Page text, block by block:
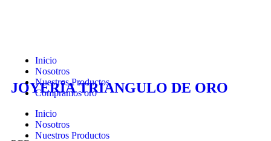
Inicio
Nosotros
Nuestros Productos
Compramos oro
Inicio
Nosotros
Nuestros Productos
JOYERÍA TRIANGULO DE ORO